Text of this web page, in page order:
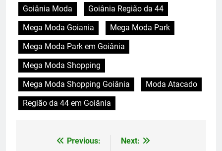
Goiânia Moda
Goiânia Região da 44
Mega Moda Goiania
Mega Moda Park
Mega Moda Park em Goiânia
Mega Moda Shopping
Mega Moda Shopping Goiânia
Moda Atacado
Região da 44 em Goiânia
Navegação
Previous:
Next: